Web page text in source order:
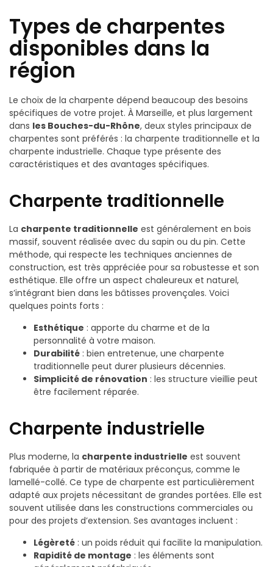
Types de charpentes
disponibles dans la
région
Le choix de la charpente dépend beaucoup des besoins
spécifiques de votre projet. À Marseille, et plus largement
dans les Bouches-du-Rhône, deux styles principaux de
charpentes sont préférés : la charpente traditionnelle et la
charpente industrielle. Chaque type présente des
caractéristiques et des avantages spécifiques.
Charpente traditionnelle
La charpente traditionnelle est généralement en bois
massif, souvent réalisée avec du sapin ou du pin. Cette
méthode, qui respecte les techniques anciennes de
construction, est très appréciée pour sa robustesse et son
esthétique. Elle offre un aspect chaleureux et naturel,
s’intégrant bien dans les bâtisses provençales. Voici
quelques points forts :
Esthétique : apporte du charme et de la
personnalité à votre maison.
Durabilité : bien entretenue, une charpente
traditionnelle peut durer plusieurs décennies.
Simplicité de rénovation : les structure vieillie peut
être facilement réparée.
Charpente industrielle
Plus moderne, la charpente industrielle est souvent
fabriquée à partir de matériaux préconçus, comme le
lamellé-collé. Ce type de charpente est particulièrement
adapté aux projets nécessitant de grandes portées. Elle est
souvent utilisée dans les constructions commerciales ou
pour des projets d’extension. Ses avantages incluent :
Légèreté : un poids réduit qui facilite la manipulation.
Rapidité de montage : les éléments sont